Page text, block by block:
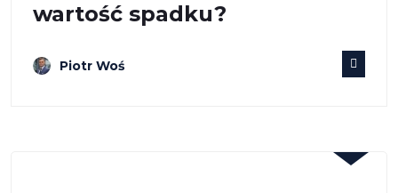
wartość spadku?
Piotr Woś